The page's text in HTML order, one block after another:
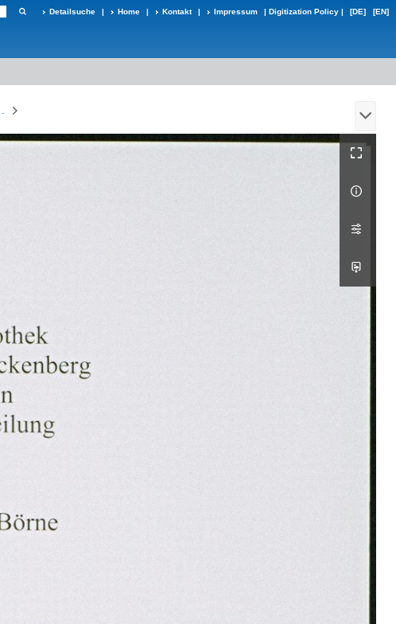
Detailsuche | Home | Kontakt | Impressum | Digitization Policy | [DE] [EN]